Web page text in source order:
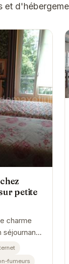
petite
charme
séjournant
fumeurs